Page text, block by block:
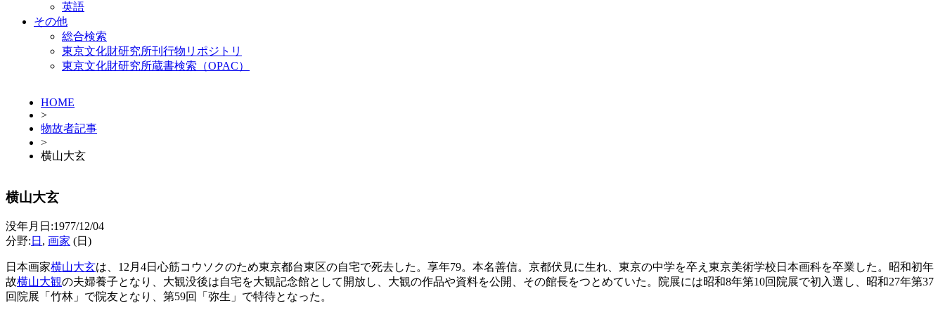
英語
その他
総合検索
東京文化財研究所刊行物リポジトリ
東京文化財研究所蔵書検索（OPAC）
HOME
>
物故者記事
>
横山大玄
横山大玄
没年月日:1977/12/04
分野: 日 , 画家 (日)
日本画家横山大玄は、12月4日心筋コウソクのため東京都台東区の自宅で死去した。享年79。本名善信。京都伏見に生れ、東京の中学を卒え東京美術学校日本画科を卒業した。昭和初年
故横山大観の夫婦養子となり、大観没後は自宅を大観記念館として開放し、大観の作品や資料を公開、その館長をつとめていた。院展には昭和8年第10回院展で初入選し、昭和27年第37
回院展「竹林」で院友となり、第59回「弥生」で特待となった。